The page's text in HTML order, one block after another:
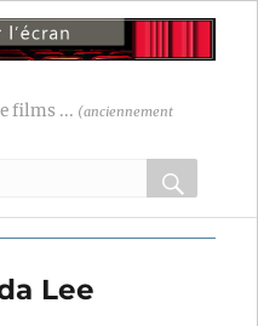
films ... (anciennement
OK
Lee